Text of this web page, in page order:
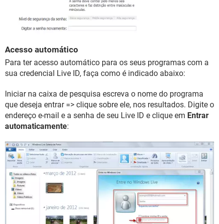
Acesso automático
Para ter acesso automático para os seus programas com a
sua credencial Live ID, faça como é indicado abaixo:
Iniciar na caixa de pesquisa escreva o nome do programa
que deseja entrar => clique sobre ele, nos resultados. Digite o
endereço e-mail e a senha de seu Live ID e clique em Entrar
automaticamente: